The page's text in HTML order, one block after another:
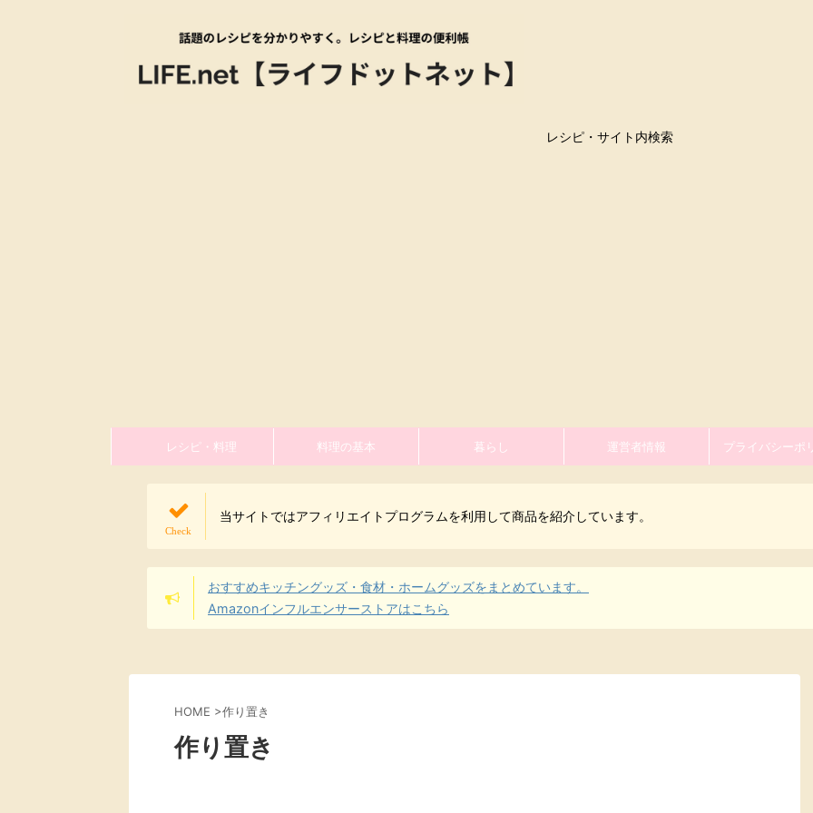
レシピ・サイト内検索
レシピ・料理 料理の基本 暮らし 運営者情報 プライバシーポ
当サイトではアフィリエイトプログラムを利用して商品を紹介しています。
おすすめキッチングッズ・食材・ホームグッズをまとめています。
Amazonインフルエンサーストアはこちら
HOME >作り置き
作り置き